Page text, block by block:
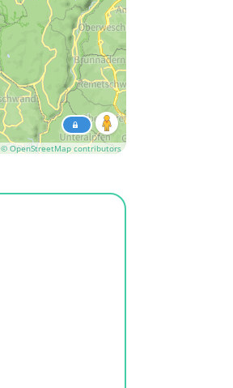
© OpenStreetMap contributors